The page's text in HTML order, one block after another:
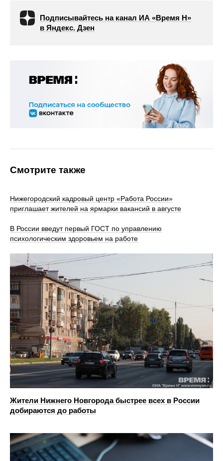
Подписывайтесь на канал ИА «Время Н»
в Яндекс. Дзен
Смотрите также
Нижегородский кадровый центр «Работа России»
приглашает жителей на ярмарки вакансий в августе
В России введут первый ГОСТ по управлению
психологическим здоровьем на работе
Жители Нижнего Новгорода быстрее всех в России
добираются до работы